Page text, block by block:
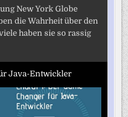
New York Globe
die Wahrheit über den
haben sie so rassig
Java-Entwickler